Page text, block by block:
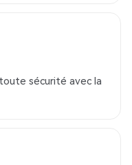
sécurité avec la